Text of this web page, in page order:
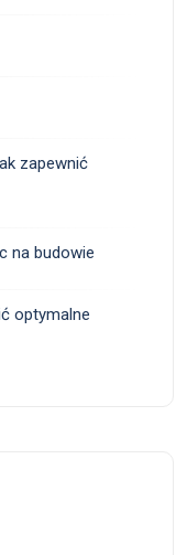
zapewnić
na budowie
optymalne